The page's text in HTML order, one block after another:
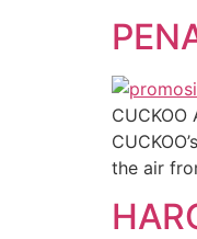
CUCKOO
the air